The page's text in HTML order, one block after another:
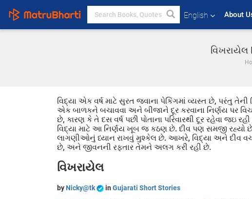
English About
વિખરાયેલ
વિદ્યા એક વર્ષ માટે સુરત જવાના પેકિંગમાં વ્યસ્ત છે, પરંતુ
એક બાળકને બચાવવા અને બીજાને દૂર કરવાના નિર્ણય પર
છે, કારણ કે તે દસ વર્ષ પછી પોતાના પરિવારથી દૂર રહેવા જઇ
વિદ્યા માટે આ નિર્ણય ખૂબ જ કઠણ છે. દીવ પણ સમજી રહ્યો છે
લાગણીઓનું ધ્યાન રાખવું મુશ્કેલ છે. આખરે, વિદ્યા અને દીવ
છે, અને જીવનની રફતાર તેમને અલગ કરી રહી છે.
વિખરાયેલ
by Nicky@tk in Gujarati Short Stories